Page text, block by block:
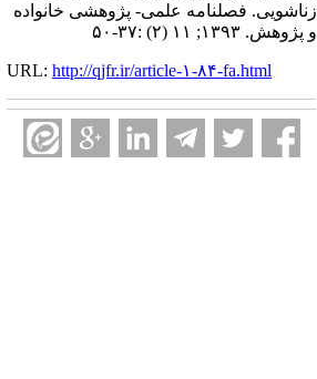
زناشویی. فصلنامه علمی- پژوهشی خانواده
و پژوهش. ۱۳۹۳; ۱۱ (۲) :۳۷-۵۰
URL: http://qjfr.ir/article-۱-۸۴-fa.html